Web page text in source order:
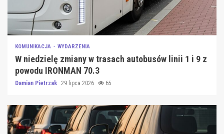
KOMUNIKACJA WYDARZENIA
W niedzielę zmiany w trasach autobusów linii 1 i 9 z
powodu IRONMAN 70.3
Damian Pietrzak 29 lipca 2026 65